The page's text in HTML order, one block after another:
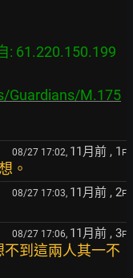
: 61.220.150.199
Guardians/M.175
08/27 17:02, 11月前 , 1 F
。
08/27 17:03, 11月前 , 2F
08/27 17:06, 11月前 , 3F
不到這兩人其一不